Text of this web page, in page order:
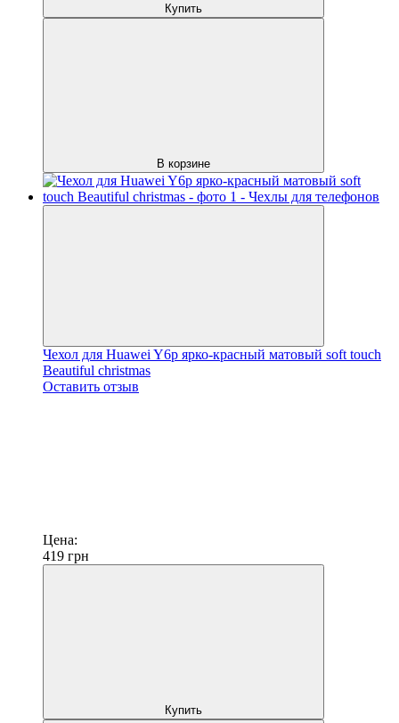
Купить
В корзине
Чехол для Huawei Y6p ярко-красный матовый soft touch
Beautiful christmas
Оставить отзыв
Цена:
419 грн
Купить